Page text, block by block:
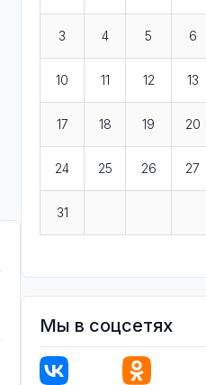
3 4 5 6
10 11 12 13
17 18 19 20
24 25 26 27
31
Мы в соцсетях